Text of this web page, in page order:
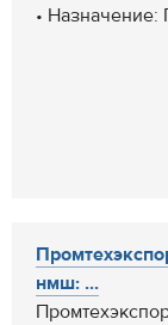
• Назначение:
нмш: ...